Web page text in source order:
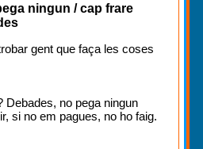
ningun / cap frare
gent que faça les coses
Debades, no pega ningun
si no em pagues, no ho faig.